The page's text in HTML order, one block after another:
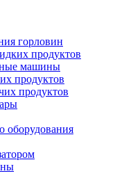
горловин
продуктов
машины
продуктов
продуктов
оборудования